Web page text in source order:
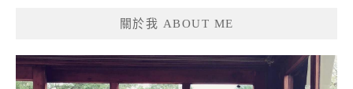
關於我 ABOUT ME